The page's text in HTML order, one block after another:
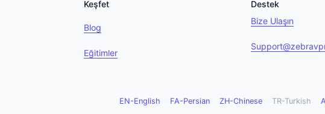
Keşfet
Blog
Eğitimler
Destek
Bize Ulaşın
EN-English FA-Persian ZH-Chinese TR-Turkish